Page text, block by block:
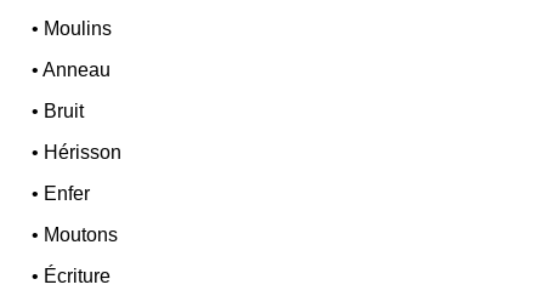
• Moulins
•Anneau
• Bruit
• Hérisson
• Enfer
• Moutons
• Écriture